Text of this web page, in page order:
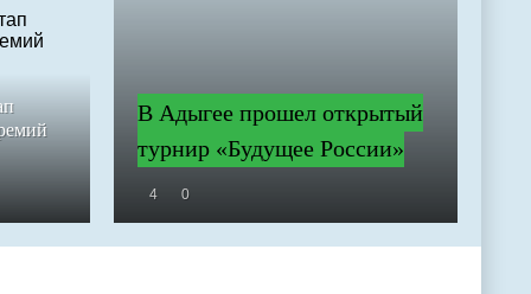
В Адыгее прошел открытый
турнир «Будущее России»
4 0